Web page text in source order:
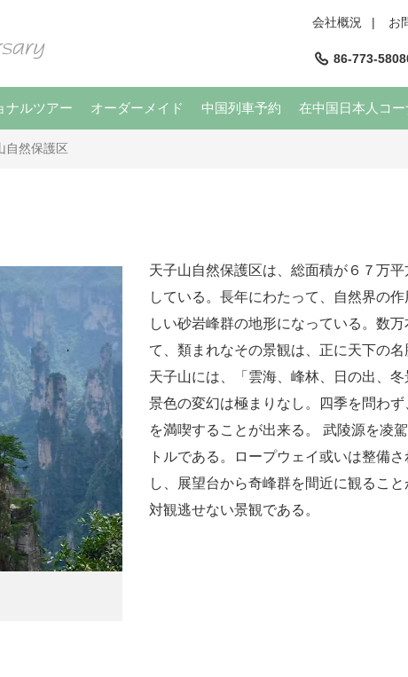
会社概況 | お
86-773-
ナルツアー オーダーメイド 中国列車予約 在中国日本人コー
自然保護区
天子山自然保護区は、総面積が６７万
している。長年にわたって、自然界の
しい砂岩峰群の地形になっている。数
て、類まれなその景観は、正に天下の名
天子山には、「雲海、峰林、日の出、
景色の変幻は極まりなし。四季を問わ
を満喫することが出来る。 武陵源を凌
トルである。ロープウェイ或いは整備
し、展望台から奇峰群を間近に観るこ
対観逃せない景観である。